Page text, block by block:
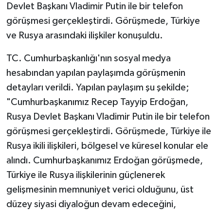
Devlet Başkanı Vladimir Putin ile bir telefon
görüşmesi gerçekleştirdi. Görüşmede, Türkiye
ve Rusya arasındaki ilişkiler konuşuldu.
TC. Cumhurbaşkanlığı'nın sosyal medya
hesabından yapılan paylaşımda görüşmenin
detayları verildi. Yapılan paylaşım şu şekilde;
"Cumhurbaşkanımız Recep Tayyip Erdoğan,
Rusya Devlet Başkanı Vladimir Putin ile bir telefon
görüşmesi gerçekleştirdi. Görüşmede, Türkiye ile
Rusya ikili ilişkileri, bölgesel ve küresel konular ele
alındı. Cumhurbaşkanımız Erdoğan görüşmede,
Türkiye ile Rusya ilişkilerinin güçlenerek
gelişmesinin memnuniyet verici olduğunu, üst
düzey siyasi diyaloğun devam edeceğini,
Siyaset
Sonsöz Özel
Vasıta
Yaşam